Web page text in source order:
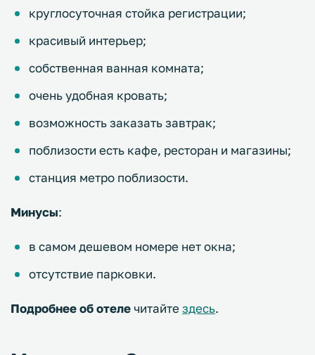
круглосуточная стойка регистрации;
красивый интерьер;
собственная ванная комната;
очень удобная кровать;
возможность заказать завтрак;
поблизости есть кафе, ресторан и магазины;
станция метро поблизости.
Минусы:
в самом дешевом номере нет окна;
отсутствие парковки.
Подробнее об отеле читайте здесь.